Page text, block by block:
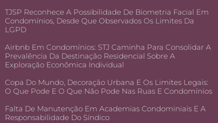
TJSP Reconhece A Possibilidade De Biometria Facial Em
Condomínios, Desde Que Observados Os Limites Da
LGPD
Airbnb Em Condomínios: STJ Caminha Para Consolidar A
Prevalência Da Destinação Residencial Sobre A
Exploração Econômica Individual
Copa Do Mundo, Decoração Urbana E Os Limites Legais:
O Que Pode E O Que Não Pode Nas Ruas E Condomínios
Falta De Manutenção Em Academias Condominiais E A
Responsabilidade Do Síndico